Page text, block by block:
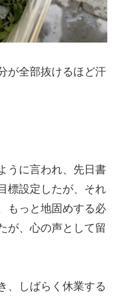
が全部抜けるほど汗
うに言われ、先日書
標設定したが、それ
もっと地固めする必
が、心の声として留
、しばらく休業する